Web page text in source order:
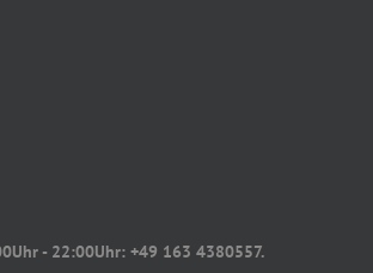
- 22:00Uhr: +49 163 4380557.